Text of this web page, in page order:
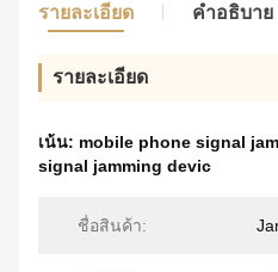
รายละเอียด คำอธิบาย
รายละเอียด
เน้น: mobile phone signal
signal jamming devic
ชื่อสินค้า: